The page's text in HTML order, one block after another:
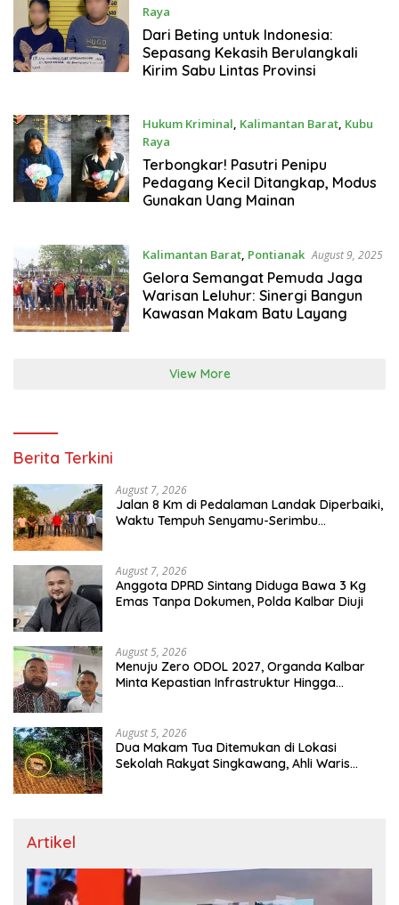
Raya
August 23, 2025
Dari Beting untuk Indonesia:
Sepasang Kekasih Berulangkali
Kirim Sabu Lintas Provinsi
Hukum Kriminal Kalimantan Barat, Kubu
Raya
August 20, 2025
Terbongkar! Pasutri Penipu
Pedagang Kecil Ditangkap, Modus
Gunakan Uang Mainan
Kalimantan Barat, Pontianak August 9, 2025
Gelora Semangat Pemuda Jaga
Warisan Leluhur: Sinergi Bangun
Kawasan Makam Batu Layang
View More
Berita Terkini
August 7, 2026
Jalan 8 Km di Pedalaman Landak Diperbaiki,
Waktu Tempuh Senyamu-Serimbu
August 7, 2026
Anggota DPRD Sintang Diduga Bawa 3 Kg
Emas Tanpa Dokumen, Polda Kalbar Diuji
August 5, 2026
Menuju Zero ODOL 2027, Organda Kalbar
Minta Kepastian Infrastruktur Hingga
August 5, 2026
Dua Makam Tua Ditemukan di Lokasi
Sekolah Rakyat Singkawang, Ahli Waris
Artikel